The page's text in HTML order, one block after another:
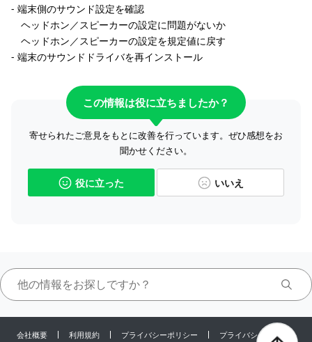
- 端末側のサウンド設定を確認
ヘッドホン／スピーカーの設定に問題がないか
ヘッドホン／スピーカーの設定を規定値に戻す
- 端末のサウンドドライバを再インストール
この情報は役に立ちましたか？
寄せられたご意見をもとに改善を行っています。ぜひ感想をお
聞かせください。
役に立った いいえ
会社概要 利用規約 プライバシーポリシー プライバシーセンター